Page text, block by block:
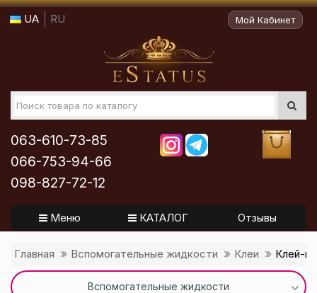
UA RU Мой Кабинет
063-610-73-85
066-753-94-66
098-827-72-12
Меню КАТАЛОГ Отзывы
Главная Вспомогательные жидкости Клеи Клей-
Вспомогательные жидкости